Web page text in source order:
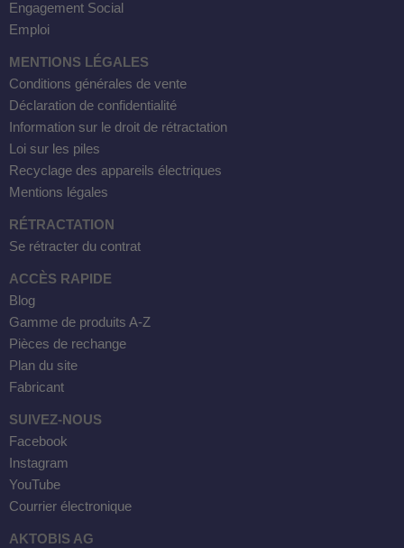
Engagement Social
Emploi
MENTIONS LÉGALES
Conditions générales de vente
Déclaration de confidentialité
Information sur le droit de rétractation
Loi sur les piles
Recyclage des appareils électriques
Mentions légales
RÉTRACTATION
Se rétracter du contrat
ACCÈS RAPIDE
Blog
Gamme de produits A-Z
Pièces de rechange
Plan du site
Fabricant
SUIVEZ-NOUS
Facebook
Instagram
YouTube
Courrier électronique
AKTOBIS AG